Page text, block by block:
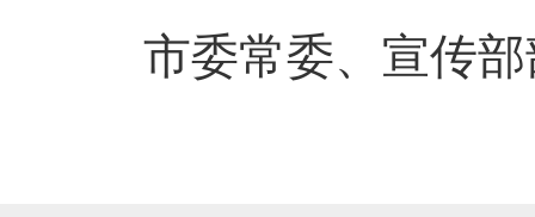
市委常委、宣传部